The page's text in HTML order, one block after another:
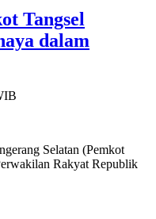
Tangsel
dalam
Selatan (Pemkot
Rakyat Republik